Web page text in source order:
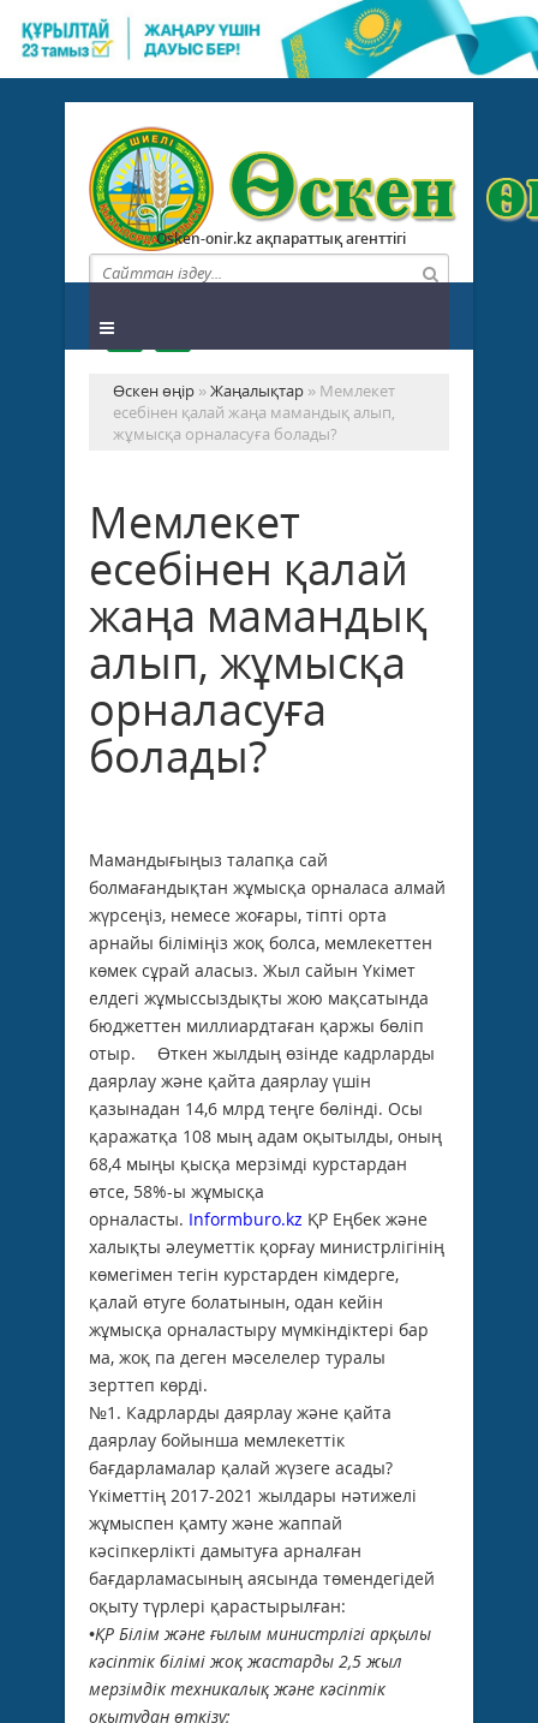
Osken-onir.kz ақпараттық агенттігі
Өскен өңір »Жаңалықтар » Мемлекет
есебінен қалай жаңа мамандық алып,
жұмысқа орналасуға болады?
Мемлекет
есебінен қалай
жаңа мамандық
алып, жұмысқа
орналасуға
болады?
Мамандығыңыз талапқа сай
болмағандықтан жұмысқа орналаса алмай
жүрсеңіз, немесе жоғары, тіпті орта
арнайы біліміңіз жоқ болса, мемлекеттен
көмек сұрай аласыз. Жыл сайын Үкімет
елдегі жұмыссыздықты жою мақсатында
бюджеттен миллиардтаған қаржы бөліп
отыр.
Өткен жылдың өзінде кадрларды
даярлау және қайта даярлау үшін
қазынадан 14,6 млрд теңге бөлінді. Осы
қаражатқа 108 мың адам оқытылды, оның
68,4 мыңы қысқа мерзімді курстардан
өтсе, 58%-ы жұмысқа
орналасты. Informburo.kz ҚР Еңбек және
халықты әлеуметтік қорғау министрлігінің
көмегімен тегін курстарден кімдерге,
қалай өтуге болатынын, одан кейін
жұмысқа орналастыру мүмкіндіктері бар
ма, жоқ па деген мәселелер туралы
зерттеп көрді.
№1. Кадрларды даярлау және қайта
даярлау бойынша мемлекеттік
бағдарламалар қалай жүзеге асады?
Үкіметтің 2017-2021 жылдары нәтижелі
жұмыспен қамту және жаппай
кәсіпкерлікті дамытуға арналған
бағдарламасының аясында төмендегідей
оқыту түрлері қарастырылған:
•ҚР Білім және ғылым министрлігі арқылы
кәсіптік білімі жоқ жастарды 2,5 жыл
мерзімдік техникалық және кәсіптік
оқытудан өткізу;